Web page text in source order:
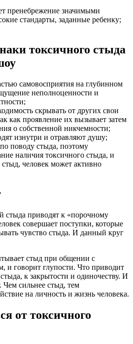
пренебрежение значимыми
стандарты, заданные ребенку;
токсичного стыда
самовосприятия на глубинном
неполноценности и
скрывать от других свои
как проявление их вызывает затем
о собственной никчемности;
изнутри и отравляют душу;
поводу стыда, поэтому
наличия токсичного стыда, и
человек может активно
стыда приводят к «порочному
совершает поступки, которые
чувство стыда. И данный круг
стыд при общении с
и говорит глупости. Что приводит
к закрытости и одиночеству. И
Чем сильнее стыд, тем
на личность и жизнь человека.
от токсичного